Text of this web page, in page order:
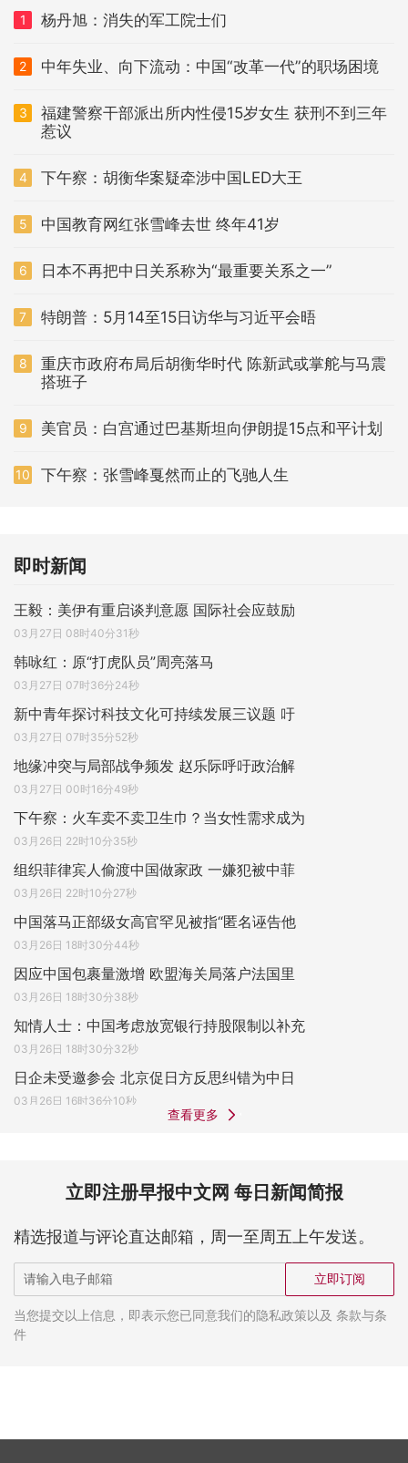
1 杨丹旭：消失的军工院士们
2 中年失业、向下流动：中国“改革一代”的职场困境
3
福建警察干部派出所内性侵15岁女生 获刑不到三年
惹议
4 下午察：胡衡华案疑牵涉中国LED大王
5 中国教育网红张雪峰去世 终年41岁
6 日本不再把中日关系称为“最重要关系之一”
7 特朗普：5月14至15日访华与习近平会晤
8
重庆市政府布局后胡衡华时代 陈新武或掌舵与马震
搭班子
9 美官员：白宫通过巴基斯坦向伊朗提15点和平计划
10 下午察：张雪峰戛然而止的飞驰人生
即时新闻
王毅：美伊有重启谈判意愿 国际社会应鼓励
03月27日 08时40分31秒
韩咏红：原“打虎队员”周亮落马
03月27日 07时36分24秒
新中青年探讨科技文化可持续发展三议题 吁
03月27日 07时35分52秒
地缘冲突与局部战争频发 赵乐际呼吁政治解
03月27日 00时16分49秒
下午察：火车卖不卖卫生巾？当女性需求成为
03月26日 22时10分35秒
组织菲律宾人偷渡中国做家政 一嫌犯被中菲
03月26日 22时10分27秒
中国落马正部级女高官罕见被指“匿名诬告他
03月26日 18时30分44秒
因应中国包裹量激增 欧盟海关局落户法国里
03月26日 18时30分38秒
知情人士：中国考虑放宽银行持股限制以补充
03月26日 18时30分32秒
日企未受邀参会 北京促日方反思纠错为中日
03月26日 16时36分10秒
查看更多
立即注册早报中文网 每日新闻简报
精选报道与评论直达邮箱，周一至周五上午发送。
立即订阅
当您提交以上信息，即表示您已同意我们的隐私政策以及 条款与条
件